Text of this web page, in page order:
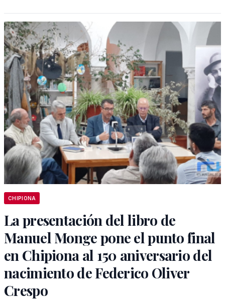
CHIPIONA
La presentación del libro de
Manuel Monge pone el punto final
en Chipiona al 150 aniversario del
nacimiento de Federico Oliver
Crespo